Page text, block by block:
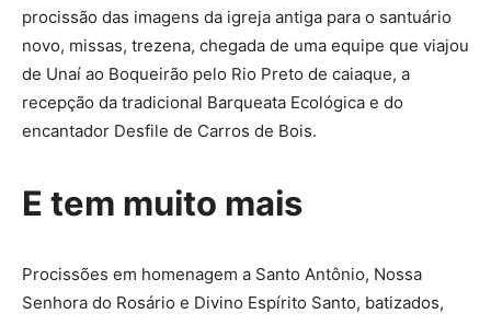
procissão das imagens da igreja antiga para o santuário
novo, missas, trezena, chegada de uma equipe que viajou
de Unaí ao Boqueirão pelo Rio Preto de caiaque, a
recepção da tradicional Barqueata Ecológica e do
encantador Desfile de Carros de Bois.
E tem muito mais
Procissões em homenagem a Santo Antônio, Nossa
Senhora do Rosário e Divino Espírito Santo, batizados,